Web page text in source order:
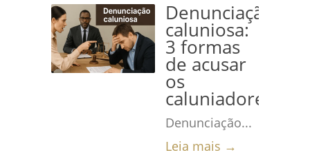
Denunciação
caluniosa:
3 formas
de acusar
os
caluniadores
Denunciação...
Leia mais →